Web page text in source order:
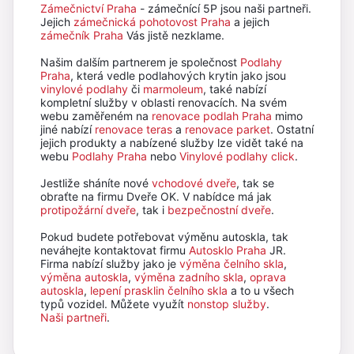
Zámečnictví Praha - zámečnící 5P jsou naši partneři.
Jejich zámečnická pohotovost Praha a jejich
zámečník Praha Vás jistě nezklame.
Našim dalším partnerem je společnost Podlahy
Praha, která vedle podlahových krytin jako jsou
vinylové podlahy či marmoleum, také nabízí
kompletní služby v oblasti renovacích. Na svém
webu zaměřeném na renovace podlah Praha mimo
jiné nabízí renovace teras a renovace parket. Ostatní
jejich produkty a nabízené služby lze vidět také na
webu Podlahy Praha nebo Vinylové podlahy click.
Jestliže sháníte nové vchodové dveře, tak se
obraťte na firmu Dveře OK. V nabídce má jak
protipožární dveře, tak i bezpečnostní dveře.
Pokud budete potřebovat výměnu autoskla, tak
neváhejte kontaktovat firmu Autosklo Praha JR.
Firma nabízí služby jako je výměna čelního skla,
výměna autoskla, výměna zadního skla, oprava
autoskla, lepení prasklin čelního skla a to u všech
typů vozidel. Můžete využít nonstop služby.
Naši partneři.